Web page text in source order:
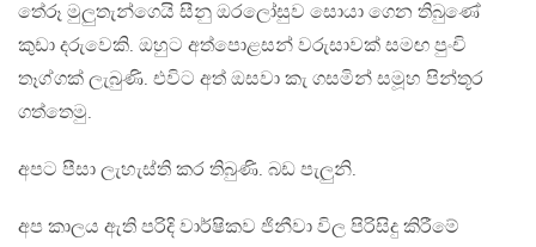
තේරූ මුලුතැන්ගෙයි සීනු ඔරලෝසුව සොයා ගෙන තිබුණේ
කුඩා දරුවෙකි. ඔහුට අත්පොළසන් වරුසාවක් සමඟ පුංචි
තෑග්ගක් ලැබුණි. එවිට අත් ඔසවා කැ ගසමින් සමූහ පින්තූර
ගත්තෙමු.
අපට පීසා ලැහැස්ති කර තිබුණි. බඩ පැලුනි.
අප කාලය ඇති පරිදි වාර්ෂිකව ජිනීවා විල පිරිසිදු කිරීමේ